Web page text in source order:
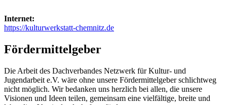
Internet:
https://kulturwerkstatt-chemnitz.de
Fördermittelgeber
Die Arbeit des Dachverbandes Netzwerk für Kultur- und
Jugendarbeit e.V. wäre ohne unsere Fördermittelgeber schlichtweg
nicht möglich. Wir bedanken uns herzlich bei allen, die unsere
Visionen und Ideen teilen, gemeinsam eine vielfältige, breite und